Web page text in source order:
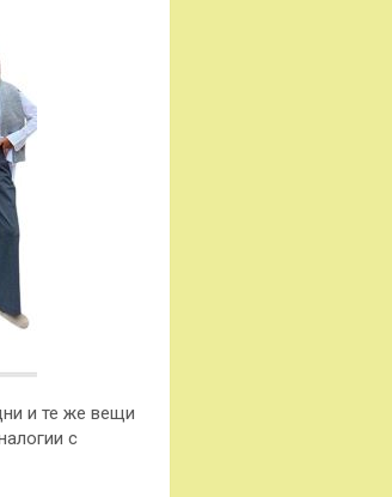
и те же вещи
с